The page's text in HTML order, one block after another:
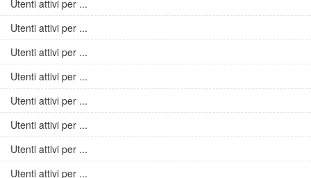
Utenti attivi per ...
Utenti attivi per ...
Utenti attivi per ...
Utenti attivi per ...
Utenti attivi per ...
Utenti attivi per ...
Utenti attivi per ...
Utenti attivi per ...